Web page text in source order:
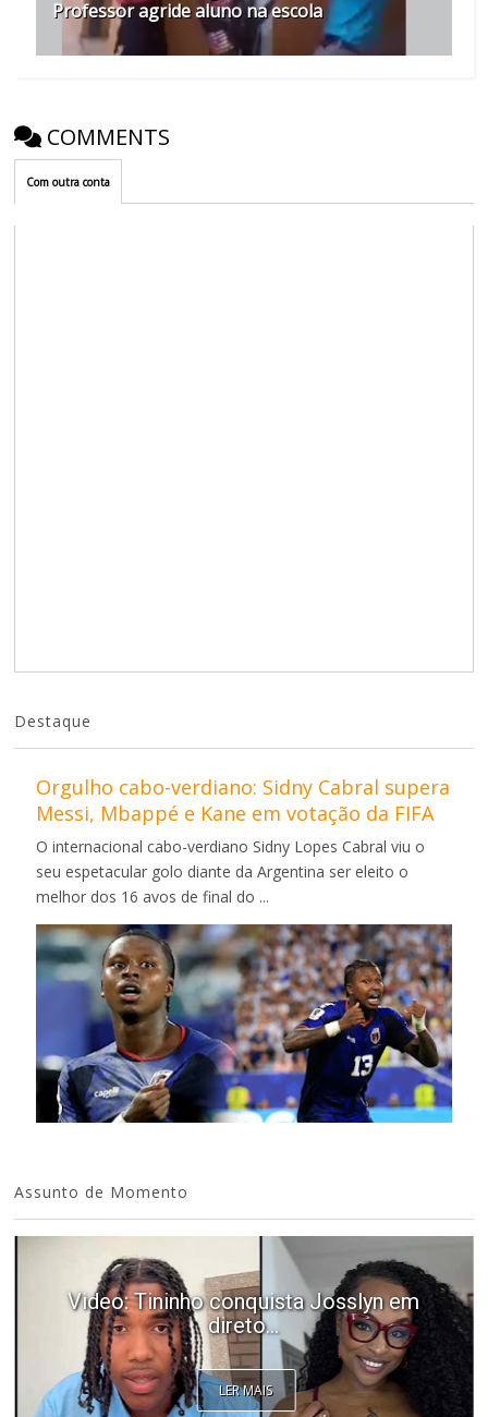
Professor agride aluno na escola
COMMENTS
Com outra conta
Destaque
Orgulho cabo-verdiano: Sidny Cabral supera
Messi, Mbappé e Kane em votação da FIFA
O internacional cabo-verdiano Sidny Lopes Cabral viu o
seu espetacular golo diante da Argentina ser eleito o
melhor dos 16 avos de final do ...
Assunto de Momento
Video: Tininho conquista Josslyn em
direto...
LER MAIS